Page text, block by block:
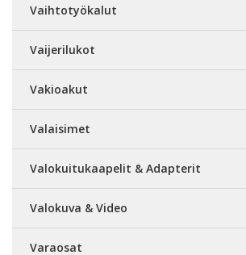
Vaihtotyökalut
Vaijerilukot
Vakioakut
Valaisimet
Valokuitukaapelit & Adapterit
Valokuva & Video
Varaosat